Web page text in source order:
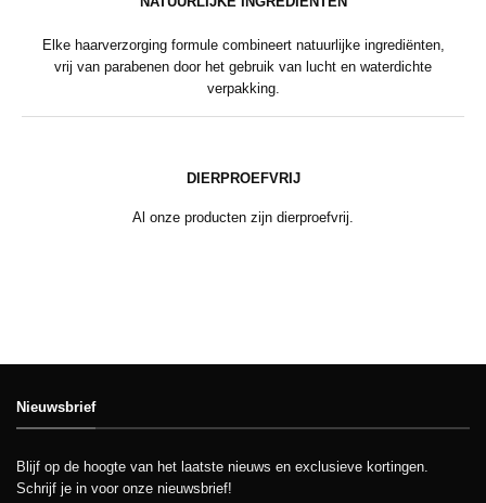
Elke haarverzorging formule combineert natuurlijke ingrediënten,
vrij van parabenen door het gebruik van lucht en waterdichte
verpakking.
DIERPROEFVRIJ
Al onze producten zijn dierproefvrij.
Nieuwsbrief
Blijf op de hoogte van het laatste nieuws en exclusieve kortingen.
Schrijf je in voor onze nieuwsbrief!